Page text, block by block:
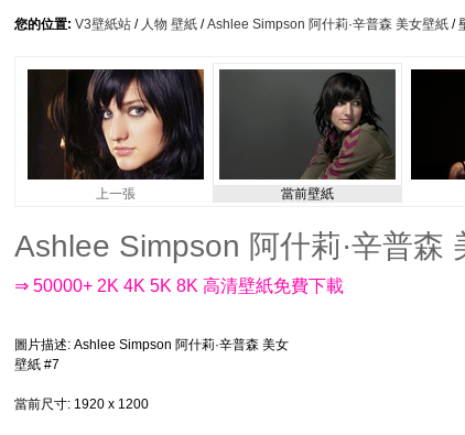
您的位置: V3壁紙站 / 人物 壁紙 /Ashlee Simpson 阿什莉·辛普森 美女壁紙 /
上一張 當前壁紙
Ashlee Simpson 阿什莉·辛普森
⇒ 50000+ 2K 4K 5K 8K 高清壁紙免費下載
圖片描述: Ashlee Simpson 阿什莉·辛普森 美女
壁紙 #7
當前尺寸: 1920 x 1200